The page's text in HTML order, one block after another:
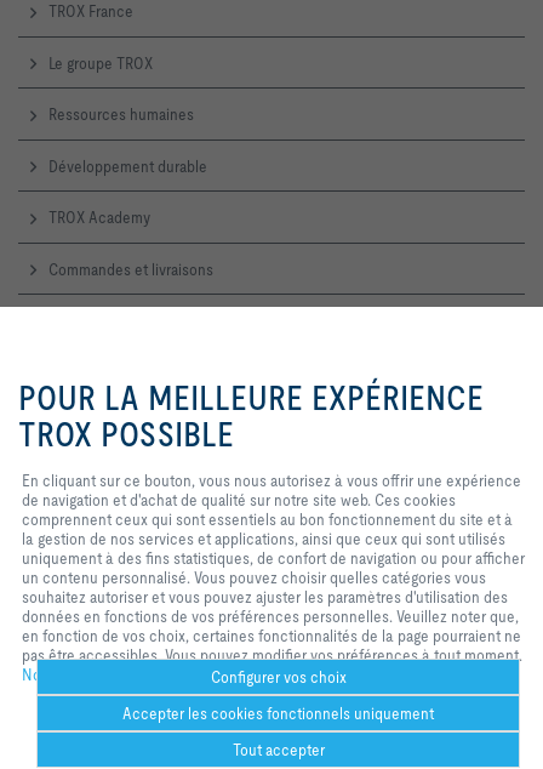
TROX France
Le groupe TROX
Ressources humaines
Développement durable
TROX Academy
Commandes et livraisons
Contactez-nous
Accueil, contact commercial et technique
TROX SUR LES RÉSEAUX SOCIAUX
Home Contacts Imprint
Conditions de livraison et de paiement
Confidentialité
Réserve 2026 © TROX France Sarl
nous autorisez à vous offrir une
expérience de navigation et
d'achat de qualité sur notre site
web. Ces cookies comprennent
fonctionnement du site et au
contrôle de nos services et
applications, ainsi que ceux qui
sont utilisés uniquement à des fins
statistiques, pour des paramètres
de commodité ou pour afficher un
contenu personnalisé. Vous
pouvez décider quelles catégories
vous souhaitez autoriser et vous
pouvez ajuster les paramètres
d'utilisation des données en
fonction de vos propres besoinsS.
Veuillez noter que, selon les
paramètres que vous avez
sélectionnés, toutes les
POUR LA MEILLEURE EXPÉRIENCE
TROX POSSIBLE
En cliquant sur ce bouton, vous nous autorisez à vous offrir une expérience
de navigation et d'achat de qualité sur notre site web. Ces cookies
comprennent ceux qui sont essentiels au bon fonctionnement du site et à
la gestion de nos services et applications, ainsi que ceux qui sont utilisés
uniquement à des fins statistiques, de confort de navigation ou pour afficher
un contenu personnalisé. Vous pouvez choisir quelles catégories vous
souhaitez autoriser et vous pouvez ajuster les paramètres d'utilisation des
données en fonctions de vos préférences personnelles. Veuillez noter que,
en fonction de vos choix, certaines fonctionnalités de la page pourraient ne
pas être accessibles. Vous pouvez modifier vos préférences à tout moment.
Notre politique de confidentialitéConfigurer vos choix
Accepter les cookies fonctionnels uniquement
Tout accepter
Could not connect to the reCAPTCHA service. Please check your internet